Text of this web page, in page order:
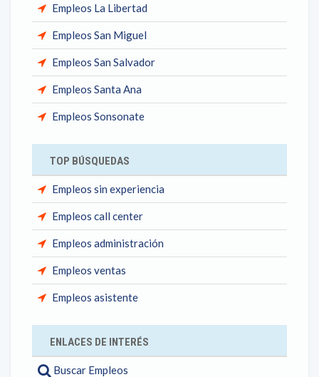
Empleos La Libertad
Empleos San Miguel
Empleos San Salvador
Empleos Santa Ana
Empleos Sonsonate
TOP BÚSQUEDAS
Empleos sin experiencia
Empleos call center
Empleos administración
Empleos ventas
Empleos asistente
ENLACES DE INTERÉS
Buscar Empleos